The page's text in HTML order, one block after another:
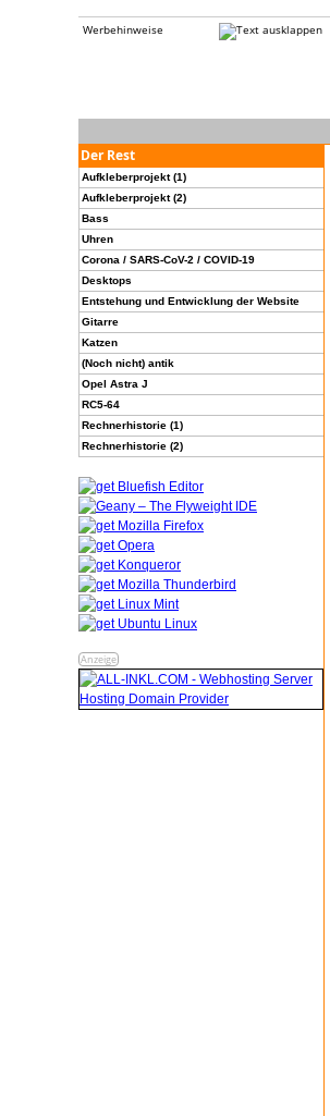
Werbehinweise
Der Rest
Aufkleberprojekt (1)
Aufkleberprojekt (2)
Bass
Uhren
Corona / SARS-CoV-2 / COVID-19
Desktops
Entstehung und Entwicklung der Website
Gitarre
Katzen
(Noch nicht) antik
Opel Astra J
RC5-64
Rechnerhistorie (1)
Rechnerhistorie (2)
Anzeige